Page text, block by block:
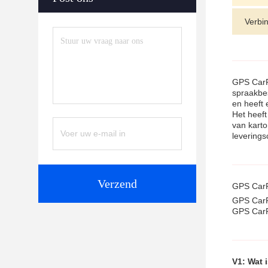
Verzend
GPS
en heeft
Het
van
GPS
GPS
GPS
V1: Wat